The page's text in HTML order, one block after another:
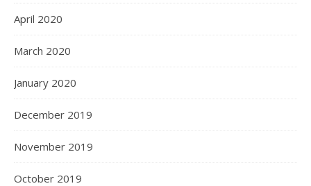
April 2020
March 2020
January 2020
December 2019
November 2019
October 2019